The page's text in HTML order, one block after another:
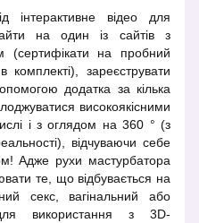
інтерактивне відео для
на один із сайтів з
(сертифікати на пробний
зареєструвати
додатка за кілька
високоякісними
і з оглядом на 360 ° (з
відчуваючи себе
Адже рухи мастурбатора
те, що відбувається на
секс, вагінальний або
використання з 3D-